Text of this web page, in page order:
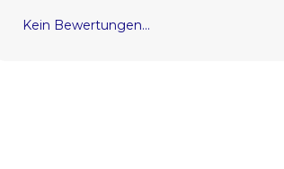
Kein Bewertungen...